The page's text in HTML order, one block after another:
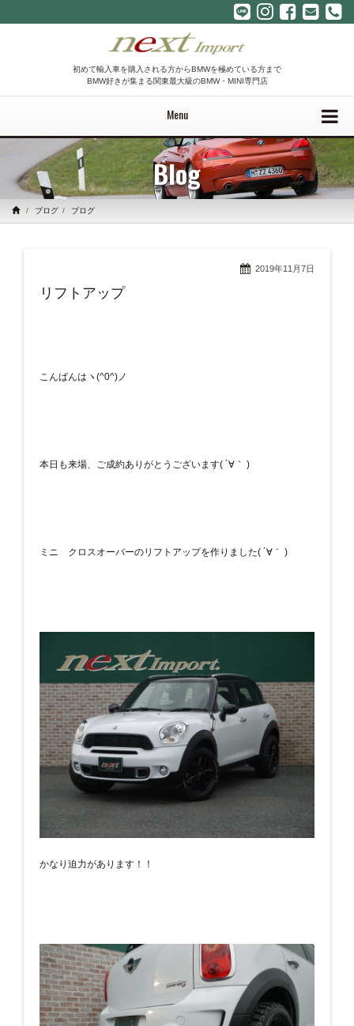
初めて輸入車を購入される方からBMWを極めている方まで
BMW好きが集まる関東最大級のBMW・MINI専門店
Menu
Blog
ブログ ブログ
2019年11月7日
リフトアップ
こんばんはヽ(^0^)ノ
本日も来場、ご成約ありがとうございます( ´∀｀ )
ミニ クロスオーバーのリフトアップを作りました( ´∀｀ )
かなり迫力があります！！